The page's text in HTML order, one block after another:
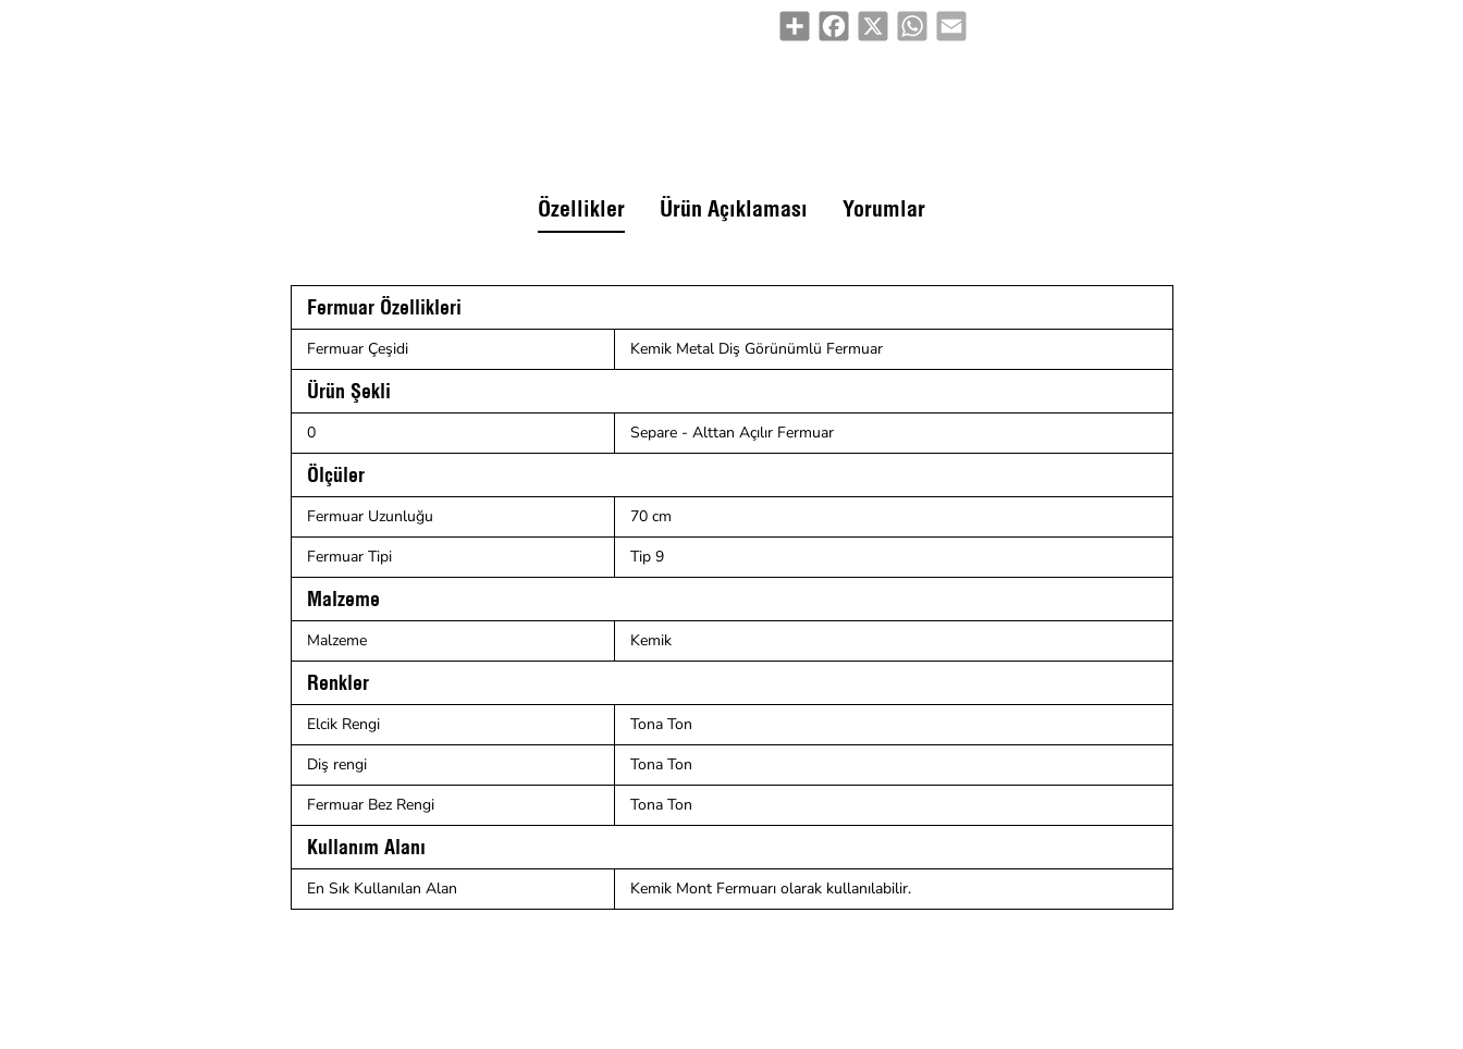
Share Facebook
X WhatsApp
Email
Özellikler Ürün Açıklaması Yorumlar
Fermuar Özellikleri
Fermuar Çeşidi Kemik Metal Diş Görünümlü Fermuar
Ürün Şekli
0 Separe - Alttan Açılır Fermuar
Ölçüler
Fermuar Uzunluğu
70 cm
Fermuar Tipi
Tip 9
Malzeme
Malzeme Kemik
Renkler
Elcik Rengi
Tona Ton
Diş rengi
Tona Ton
Fermuar Bez Rengi
Tona Ton
Kullanım Alanı
En Sık Kullanılan Alan Kemik Mont Fermuarı olarak kullanılabilir.